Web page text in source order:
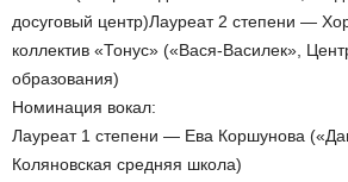
досуговый центр)Лауреат 2 степени —
коллектив «Тонус» («Вася-Василек»,
образования)
Номинация вокал:
Лауреат 1 степени — Ева Коршунова
Коляновская средняя школа)